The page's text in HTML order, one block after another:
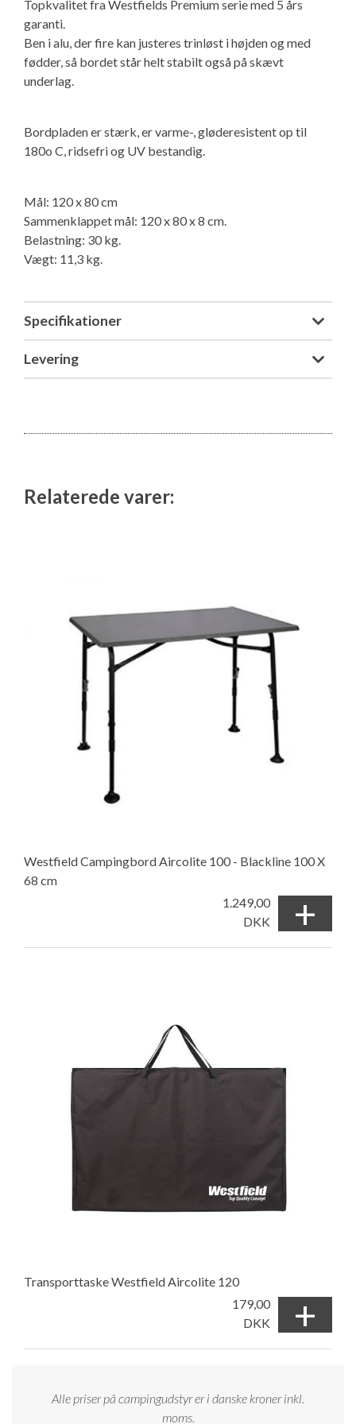
Isabella Opstillingsvejledninger
GPDR - Optagelse af foto og video
GPDR - KG Camping Kundeklub
Topkvalitet fra Westfields Premium serie med 5 års
garanti.
Ben i alu, der fire kan justeres trinløst i højden og med
fødder, så bordet står helt stabilt også på skævt
underlag.
Bordpladen er stærk, er varme-, gløderesistent op til
180o C, ridsefri og UV bestandig.
Mål: 120 x 80 cm
Sammenklappet mål: 120 x 80 x 8 cm.
Belastning: 30 kg.
Vægt: 11,3 kg.
Specifikationer
Levering
Relaterede varer:
Westfield Campingbord Aircolite 100 - Blackline 100 X
68 cm
1.249,00
DKK
+
Transporttaske Westfield Aircolite 120
179,00
DKK
+
Alle priser på campingudstyr er i danske kroner inkl.
moms.